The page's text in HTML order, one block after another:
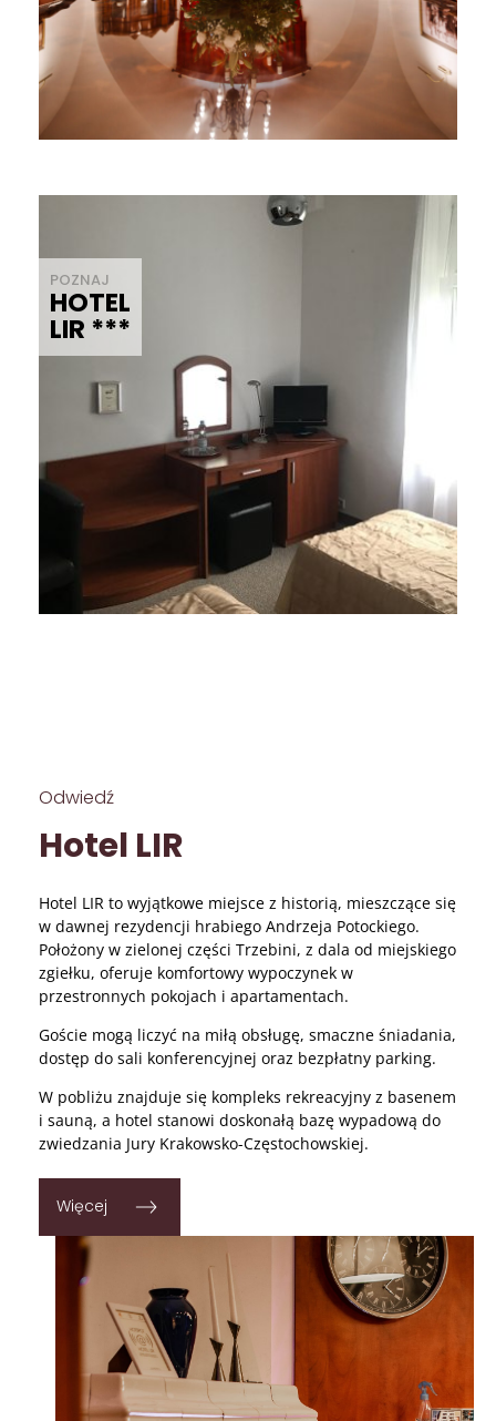
POZNAJ
HOTEL
LIR ***
Odwiedź
Hotel LIR
Hotel LIR to wyjątkowe miejsce z historią, mieszczące się
w dawnej rezydencji hrabiego Andrzeja Potockiego.
Położony w zielonej części Trzebini, z dala od miejskiego
zgiełku, oferuje komfortowy wypoczynek w
przestronnych pokojach i apartamentach.
Goście mogą liczyć na miłą obsługę, smaczne śniadania,
dostęp do sali konferencyjnej oraz bezpłatny parking.
W pobliżu znajduje się kompleks rekreacyjny z basenem
i sauną, a hotel stanowi doskonałą bazę wypadową do
zwiedzania Jury Krakowsko-Częstochowskiej.
Więcej